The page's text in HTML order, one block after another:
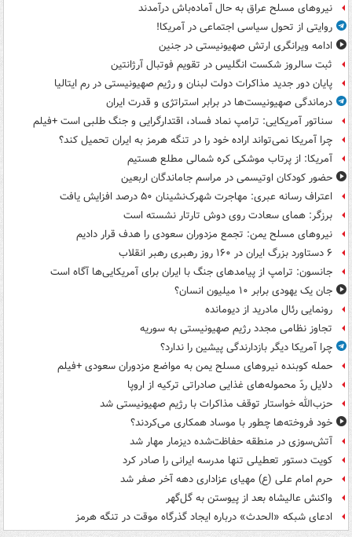
نیروهای مسلح عراق به حال آماده‌باش درآمدند
روایتی از تحول سیاسی اجتماعی در آمریکا!
ادامه ویرانگری ارتش صهیونیستی در جنین
ثبت سالروز شکست انگلیس در تقویم فوتبال آرژانتین
پایان دور جدید مذاکرات دولت لبنان و رژیم صهیونیستی در رم ایتالیا
درماندگی صهیونیست‌ها در برابر استراتژی و قدرت ایران
سناتور آمریکایی: ترامپ نماد فساد، اقتدارگرایی و جنگ طلبی است +فیلم
چرا آمریکا نمی‌تواند اراده خود را در تنگه هرمز به ایران تحمیل کند؟
آمریکا: از پرتاب موشکی کره شمالی مطلع هستیم
حضور کودکان اوتیسمی در مراسم جاماندگان اربعین
اعتراف رسانه عبری: مهاجرت شهرک‌نشینان ۵۰ درصد افزایش یافت
برزگر: همای سعادت روی دوش تارتار نشسته است
نیروهای مسلح یمن: تجمع مزدوران سعودی را هدف قرار دادیم
۶ دستاورد بزرگ ایران در ۱۶۰ روز رهبری رهبر انقلاب
جانسون: ترامپ از پیامدهای جنگ با ایران برای آمریکایی‌ها آگاه است
جان یک یهودی برابر ۱۰ میلیون انسان؟
رونمایی رئال مادرید از دیومانده
تجاوز نظامی مجدد رژیم صهیونیستی به سوریه
چرا آمریکا دیگر بازدارندگی پیشین را ندارد؟
حمله کوبنده نیروهای مسلح یمن به مواضع مزدوران سعودی +فیلم
دلایل ردّ محموله‌های غذایی صادراتی ترکیه از اروپا
حزب‌الله خواستار توقف مذاکرات با رژیم صهیونیستی شد
خود فروخته‌ها چطور با موساد همکاری می‌کردند؟
آتش‌سوزی در منطقه حفاظت‌شده دیزمار مهار شد
کویت دستور تعطیلی تنها مدرسه ایرانی را صادر کرد
حرم امام علی (ع) مهیای عزاداری دهه آخر صفر شد
واکنش عالیشاه بعد از پیوستن به گل‌گهر
ادعای شبکه «الحدث» درباره ایجاد گذرگاه موقت در تنگه هرمز